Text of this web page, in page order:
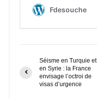
Séisme en Turquie et
en Syrie : la France
envisage l’octroi de
visas d’urgence